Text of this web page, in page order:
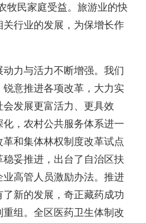
牧民家庭受益。旅游业的快
行业的发展，为保增长作
力与活力不断增强。我们
意推进各项改革，大力实
发展更富活力、更具效
，农村公共服务体系进一
和集体林权制度改革试点
妥推进，出台了自治区扶
高管人员激励办法。推进
新的发展，奇正藏药成功
重组。全区医药卫生体制改